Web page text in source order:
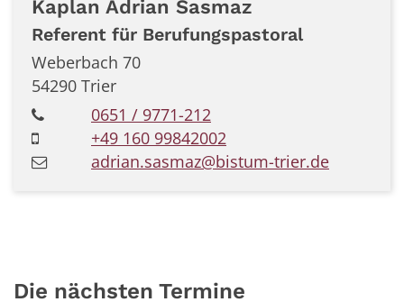
Kaplan Adrian Sasmaz
Referent für Berufungspastoral
Weberbach 70
54290 Trier
0651 / 9771-212
+49 160 99842002
adrian.sasmaz@bistum-trier.de
Die nächsten Termine